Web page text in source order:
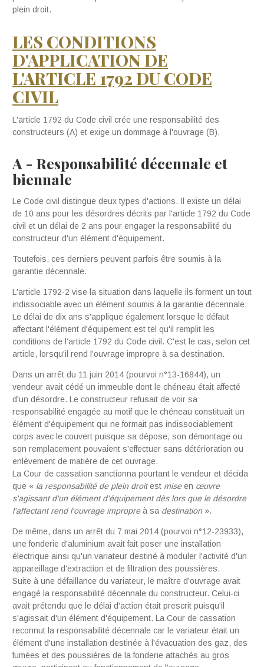
plein droit.
LES CONDITIONS
D'APPLICATION DE
L'ARTICLE 1792 DU CODE
CIVIL
L'article 1792 du Code civil crée une responsabilité des
constructeurs (A) et exige un dommage à l'ouvrage (B).
A - Responsabilité décennale et
biennale
Le Code civil distingue deux types d'actions. Il existe un délai
de 10 ans pour les désordres décrits par l'article 1792 du Code
civil et un délai de 2 ans pour engager la responsabilité du
constructeur d'un élément d'équipement.
Toutefois, ces derniers peuvent parfois être soumis à la
garantie décennale.
L'article 1792-2 vise la situation dans laquelle ils forment un tout
indissociable avec un élément soumis à la garantie décennale.
Le délai de dix ans s'applique également lorsque le défaut
affectant l'élément d'équipement est tel qu'il remplit les
conditions de l'article 1792 du Code civil. C'est le cas, selon cet
article, lorsqu'il rend l'ouvrage impropre à sa destination.
Dans un arrêt du 11 juin 2014 (pourvoi n°13-16844), un
vendeur avait cédé un immeuble dont le chéneau était affecté
d'un désordre. Le constructeur refusait de voir sa
responsabilité engagée au motif que le chéneau constituait un
élément d'équipement qui ne formait pas indissociablement
corps avec le couvert puisque sa dépose, son démontage ou
son remplacement pouvaient s'effectuer sans détérioration ou
enlèvement de matière de cet ouvrage.
La Cour de cassation sanctionna pourtant le vendeur et décida
que « la responsabilité de plein droitest miseen œuvre
s'agissant d'un élément d'équipement dès lors que le désordre
l'affectant rend l'ouvrage impropreà sa destination ».
De même, dans un arrêt du 7 mai 2014 (pourvoi n°12-23933),
une fonderie d'aluminium avait fait poser une installation
électrique ainsi qu'un variateur destiné à moduler l'activité d'un
appareillage d'extraction et de filtration des poussières.
Suite à une défaillance du variateur, le maître d'ouvrage avait
engagé la responsabilité décennale du constructeur. Celui-ci
avait prétendu que le délai d'action était prescrit puisqu'il
s'agissait d'un élément d'équipement. La Cour de cassation
reconnut la responsabilité décennale car le variateur était un
élément d'une installation destinée à l'évacuation des gaz, des
fumées et des poussières de la fonderie attachés au gros